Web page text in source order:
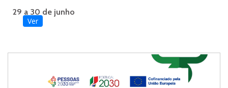
29 a 30 de junho
Ver